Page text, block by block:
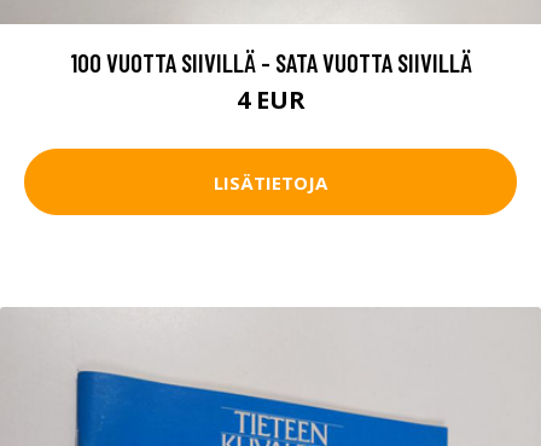
100 VUOTTA SIIVILLÄ - SATA VUOTTA SIIVILLÄ
4 EUR
LISÄTIETOJA